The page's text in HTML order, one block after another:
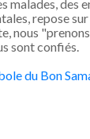
malades, des
repose
nous
sont confiés.
du Bon